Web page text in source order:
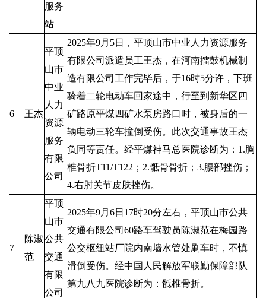
服务
站
6 王杰
平顶
山市
中业
人力
资源
服务
有限
公司
2025年9月5日，平顶山市中业人力资源服务
有限公司派遣员工王杰，在河南擂鼓机械制
造有限公司工作完毕后，于16时5分许，下班
骑着二轮电动车回家途中，行至到新华区四
矿路原平煤四矿水泵房路口时，被身后的一
辆电动三轮车撞倒受伤。此次交通事故王杰
负同等责任。经平煤神马总医院诊断为：1.胸
椎骨折T11/T122；2.骶骨骨折；3.腰部挫伤；
4.右肘关节皮肤挫伤。
7
陈淑
范
平顶
山市
公共
交通
有限
公司
2025年9月6日17时20分左右，平顶山市公共
交通有限公司60路车驾驶员陈淑范在梅园路
公交枢纽站厂院内南墙水管处刷车时，不慎
滑倒受伤。经中国人民解放军联勤保障部队
第九八九医院诊断为：骶椎骨折。